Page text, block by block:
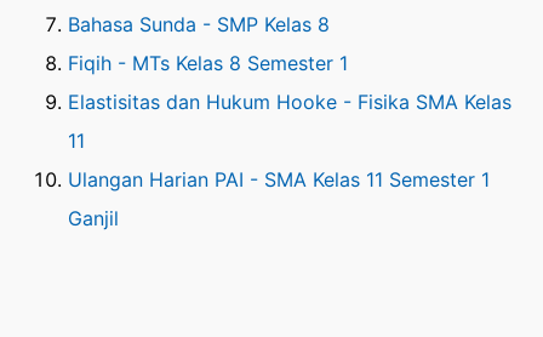
Bahasa Sunda - SMP Kelas 8
Fiqih - MTs Kelas 8 Semester 1
Elastisitas dan Hukum Hooke - Fisika SMA Kelas
11
Ulangan Harian PAI - SMA Kelas 11 Semester 1
Ganjil